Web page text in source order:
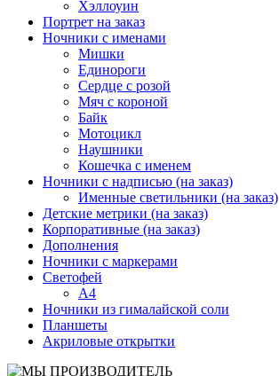
Хэллоуин
Портрет на заказ
Ночники с именами
Мишки
Единороги
Сердце с розой
Мяч с короной
Байк
Мотоцикл
Наушники
Кошечка с именем
Ночники с надписью (на заказ)
Именные светильники (на заказ)
Детские метрики (на заказ)
Корпоративные (на заказ)
Дополнения
Ночники с маркерами
Светофей
А4
Ночники из гималайской соли
Планшеты
Акриловые открытки